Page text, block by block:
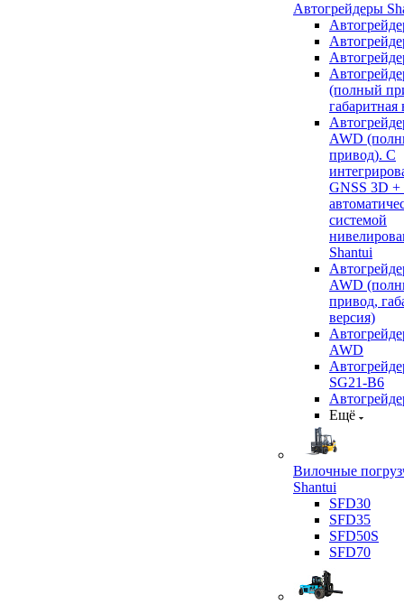
Автогрейдеры
(полный
габаритная
AWD
привод). С
GNSS 3D +
системой
Shantui
AWD
привод,
версия)
AWD
SG21-B6
Ещё
Вилочные
Shantui
SFD30
SFD35
SFD50S
SFD70